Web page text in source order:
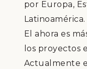
por Europa,
Latinoamérica.
El ahora es má
los proyectos
Actualmente